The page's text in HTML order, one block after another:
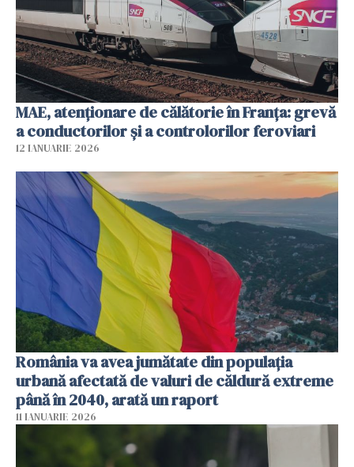
MAE, atenționare de călătorie în Franța: grevă
a conductorilor şi a controlorilor feroviari
12 IANUARIE 2026
România va avea jumătate din populația
urbană afectată de valuri de căldură extreme
până în 2040, arată un raport
11 IANUARIE 2026